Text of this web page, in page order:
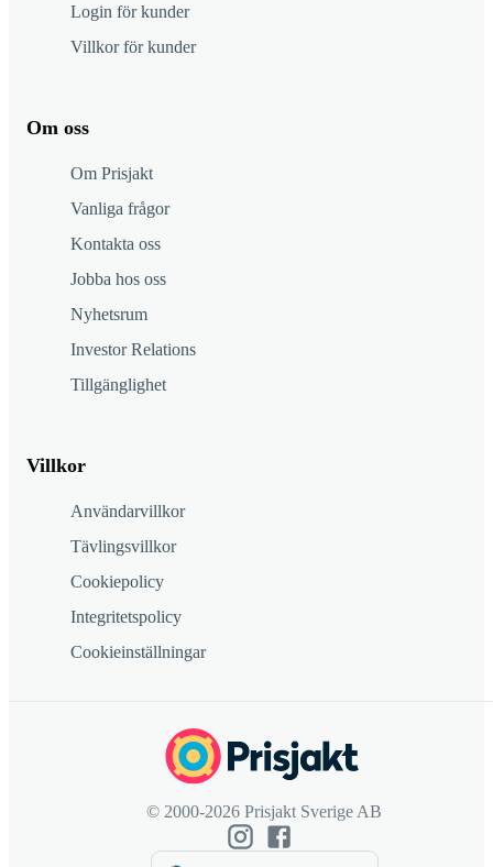
Login för kunder
Villkor för kunder
Om oss
Om Prisjakt
Vanliga frågor
Kontakta oss
Jobba hos oss
Nyhetsrum
Investor Relations
Tillgänglighet
Villkor
Användarvillkor
Tävlingsvillkor
Cookiepolicy
Integritetspolicy
Cookieinställningar
© 2000-2026 Prisjakt Sverige AB